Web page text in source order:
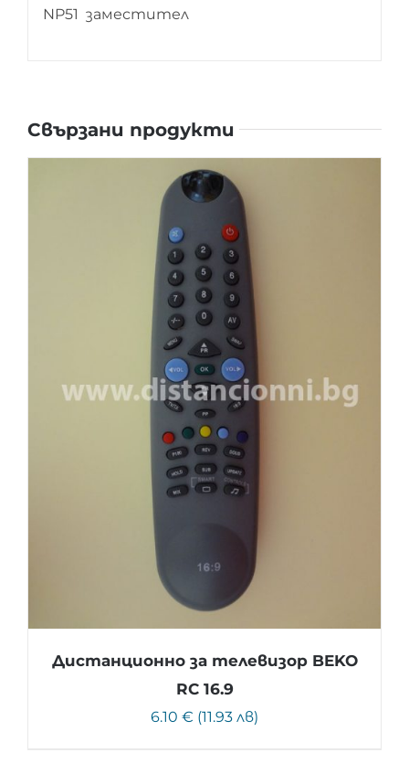
NP51 заместител
Свързани продукти
Дистанционно за телевизор BEKO
RC 16.9
6.10 € (11.93 лв)